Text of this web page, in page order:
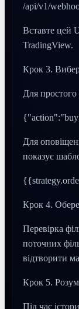
/api/v1/
Вставте цей
TradingView.
Крок 3.
Для простого
Для
показує
Крок 4.
Перевірка
поточних
відтворити
Крок 5.
Під час